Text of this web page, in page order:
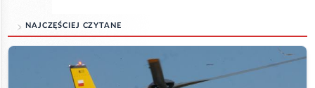
NAJCZĘŚCIEJ CZYTANE